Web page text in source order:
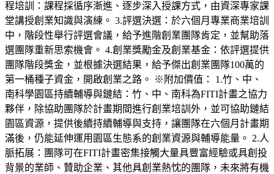
程培訓：課程採循序漸進、逐步深入授課方式，由資深專家課
堂講授創業知識與演練。 3.評選決選：於六個月專業商業培訓
中，階段性舉行評選會議，給予進階創業團隊肯定，並幫助落
選團隊重新思索機會。 4.創業獎勵金及創業基金：依評選提供
團隊階段獎金，並根據決選結果，給予傑出創業團隊100萬的
第一桶種子資金，開啟創業之路。 ※附加價值： 1.竹、中、
南科學園區持續輔導與鏈結：竹、中、南科為FITI計畫之協力
夥伴，除協助團隊於計畫期間進行創業培訓外，並可協助鏈結
園區資源，提供後續持續輔導與支持，讓團隊在六個月計畫期
滿後，仍能延伸運用園區生態系的創業資源與輔導能量。 2.人
脈拓展：團隊可在FITI計畫密集接觸大量具豐富經驗或具創投
背景的業師、贊助企業、其他具創業熱忱的團隊，未來將有機